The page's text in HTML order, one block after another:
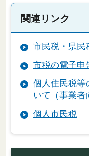
関連リンク
市民税・県民
市税の電子申
個人住民税等
いて（事業者
個人市民税